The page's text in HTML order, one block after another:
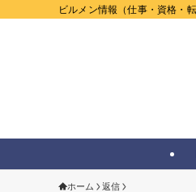
ビルメン情報（仕事・資格・
ホーム 返信